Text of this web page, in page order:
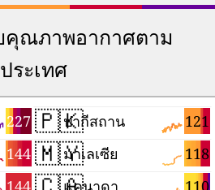
คุณภาพอากาศตาม
ประเทศ
227
144
144
🇵🇰 121
ปากีสถาน
🇲🇾 118
มาเลเซีย
110